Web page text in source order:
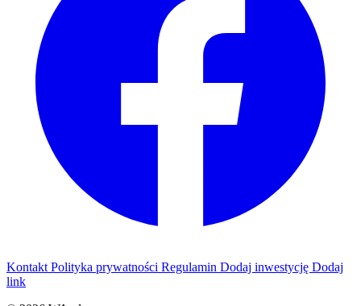
Kontakt Polityka prywatności Regulamin Dodaj inwestycję Dodaj
link